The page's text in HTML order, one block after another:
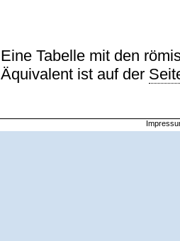
Eine Tabelle mit den
Äquivalent ist auf der